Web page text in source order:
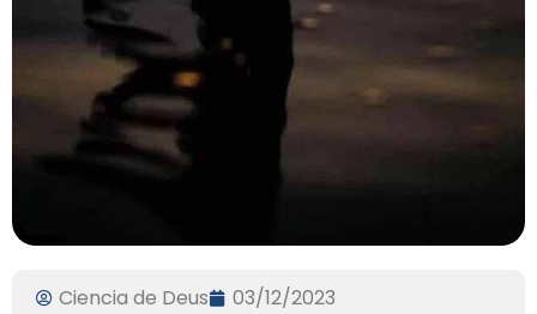
Ciencia de Deus 03/12/2023